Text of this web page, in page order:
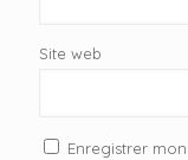
Site web
Enregistrer